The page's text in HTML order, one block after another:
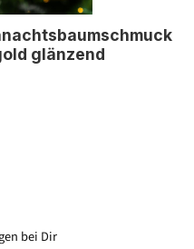
glänzend
bei Dir